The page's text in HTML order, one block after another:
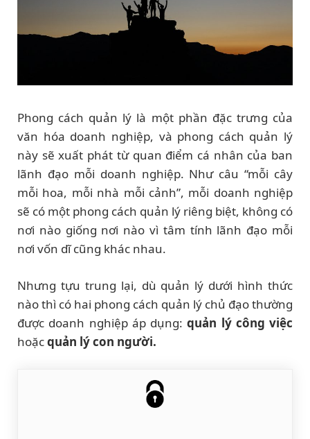
Phong cách quản lý là một phần đặc trưng của
văn hóa doanh nghiệp, và phong cách quản lý
này sẽ xuất phát từ quan điểm cá nhân của ban
lãnh đạo mỗi doanh nghiệp. Như câu “mỗi cây
mỗi hoa, mỗi nhà mỗi cảnh”, mỗi doanh nghiệp
sẽ có một phong cách quản lý riêng biệt, không có
nơi nào giống nơi nào vì tâm tính lãnh đạo mỗi
nơi vốn dĩ cũng khác nhau.
Nhưng tựu trung lại, dù quản lý dưới hình thức
nào thì có hai phong cách quản lý chủ đạo thường
được doanh nghiệp áp dụng:quản lý công việc
hoặcquản lý con người.